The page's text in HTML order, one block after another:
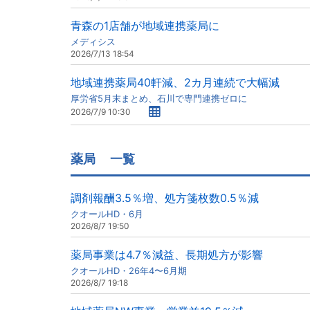
青森の1店舗が地域連携薬局に
メディシス
2026/7/13 18:54
地域連携薬局40軒減、2カ月連続で大幅減
厚労省5月末まとめ、石川で専門連携ゼロに
2026/7/9 10:30
薬局 一覧
調剤報酬3.5％増、処方箋枚数0.5％減
クオールHD・6月
2026/8/7 19:50
薬局事業は4.7％減益、長期処方が影響
クオールHD・26年4〜6月期
2026/8/7 19:18